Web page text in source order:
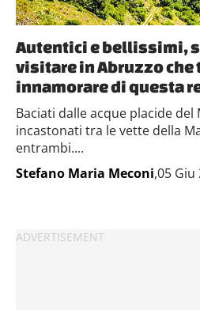
Autentici e bellissimi,
visitare in Abruzzo che
innamorare di questa
Baciati dalle acque placide del
incastonati tra le vette della
entrambi....
Stefano Maria Meconi,05 Giu